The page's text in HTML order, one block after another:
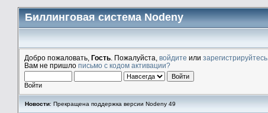
Биллинговая система Nodeny
Добро пожаловать, Гость . Пожалуйста, войдите или зарегистрируйтесь
Вам не пришло письмо с кодом активации?
Войти
Новости: Прекращена поддержка версии Nodeny 49